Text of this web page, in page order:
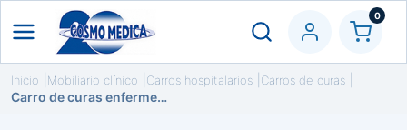
0
Inicio Mobiliario clínico Carros hospitalarios Carros de curas
Carro de curas enfermería